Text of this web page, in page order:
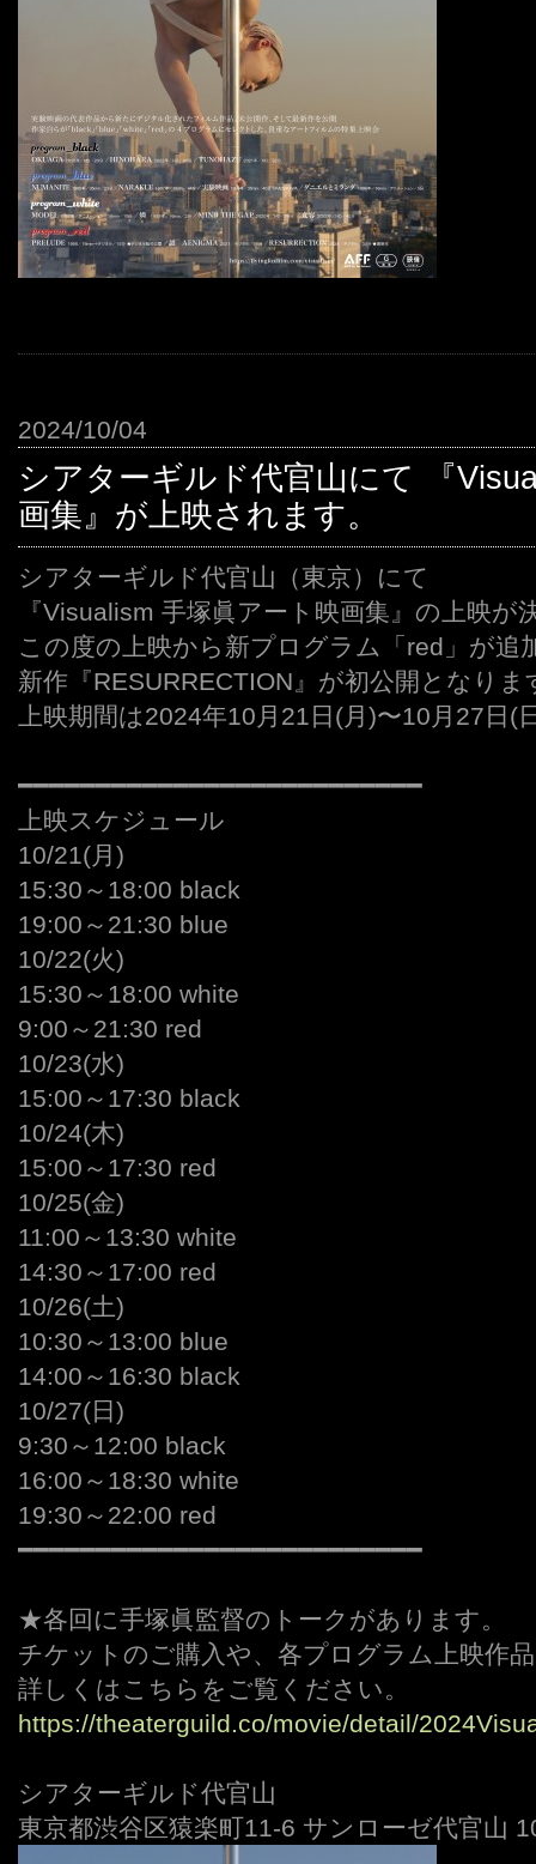
2024/10/04
シアターギルド代官山にて 『
画集』が上映されます。
シアターギルド代官山（東京）にて
『Visualism 手塚眞アート映画集』の上映が
この度の上映から新プログラム「red」が追
新作『RESURRECTION』が初公開となりま
上映期間は2024年10月21日(月)〜10月27日(
━━━━━━━━━━━━━━━━━━━━━━━━━━
上映スケジュール
10/21(月)
15:30～18:00 black
19:00～21:30 blue
10/22(火)
15:30～18:00 white
9:00～21:30 red
10/23(水)
15:00～17:30 black
10/24(木)
15:00～17:30 red
10/25(金)
11:00～13:30 white
14:30～17:00 red
10/26(土)
10:30～13:00 blue
14:00～16:30 black
10/27(日)
9:30～12:00 black
16:00～18:30 white
19:30～22:00 red
━━━━━━━━━━━━━━━━━━━━━━━━━━
★各回に手塚眞監督のトークがあります。
チケットのご購入や、各プログラム上映作
詳しくはこちらをご覧ください。
https://theaterguild.co/movie/detail/
シアターギルド代官山
東京都渋谷区猿楽町11-6 サンローゼ代官山